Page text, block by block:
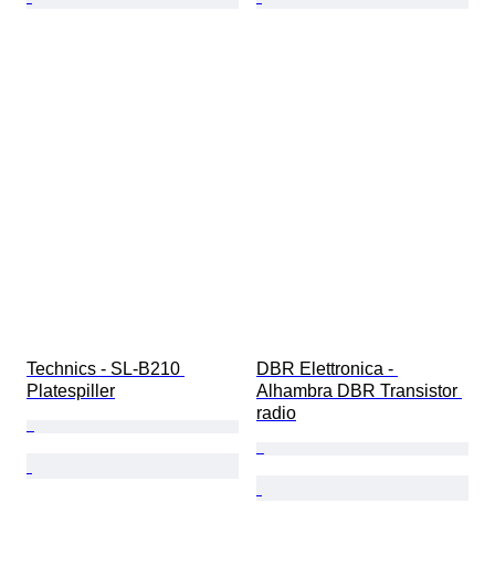
Technics - SL-B210
Platespiller
DBR Elettronica -
Alhambra DBR Transistor
radio